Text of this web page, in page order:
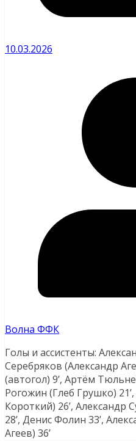
10.03.2026
Волна ФФК
Голы и ассистенты:
Серебряков (Александр
(автогол) 9’, Артём
Рогожин (Глеб Грушко)
Короткий) 26’, Александр
28’, Денис Фолин 33’,
Агеев) 36’